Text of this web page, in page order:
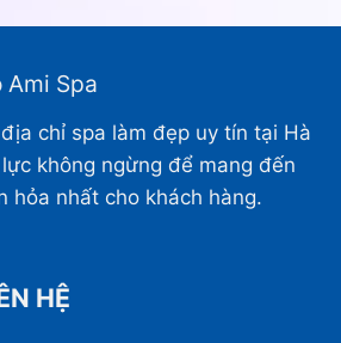
chỉ spa làm đẹp uy tín tại Hà
không ngừng để mang đến
hỏa nhất cho khách hàng.
HỆ